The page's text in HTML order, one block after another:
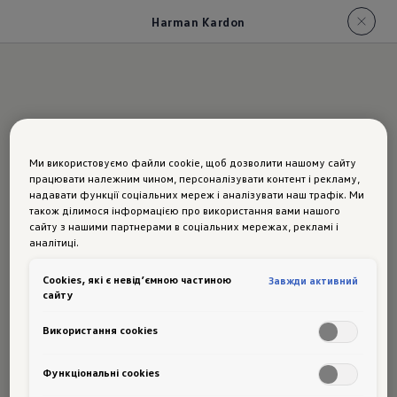
Harman Kardon
Набагато більше.
Нова акустична система від Harman Kardon
вражає своїм вишуканим звучанням та
для любителів якісного звуку, які не лише
відзначають це як подію. Ви можете очікувати
додачу до точного басу. Harman Kardon видає
Ми використовуємо файли cookie, щоб дозволити нашому сайту
працювати належним чином, персоналізувати контент і рекламу,
надавати функції соціальних мереж і аналізувати наш трафік. Ми
також ділимося інформацією про використання вами нашого
сайту з нашими партнерами в соціальних мережах, рекламі і
аналітиці.
Сookies, які є невід’ємною частиною
сайту
Завжди активний
Використання cookies
Функціональні cookies